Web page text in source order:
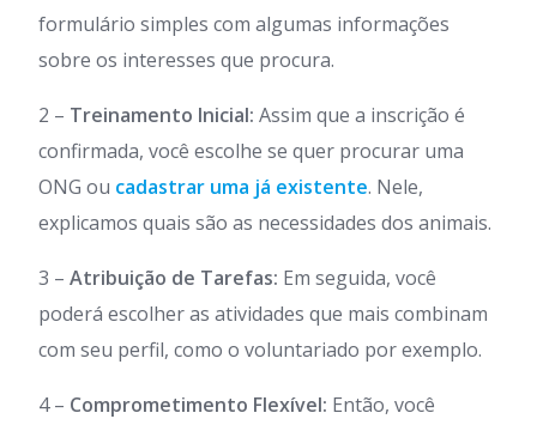
formulário simples com algumas informações
sobre os interesses que procura.
2 – Treinamento Inicial: Assim que a inscrição é
confirmada, você escolhe se quer procurar uma
ONG ou cadastrar uma já existente. Nele,
explicamos quais são as necessidades dos animais.
3 – Atribuição de Tarefas: Em seguida, você
poderá escolher as atividades que mais combinam
com seu perfil, como o voluntariado por exemplo.
4 – Comprometimento Flexível: Então, você